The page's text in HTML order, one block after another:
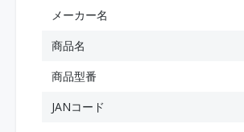
メーカー名
商品名
商品型番
JANコード